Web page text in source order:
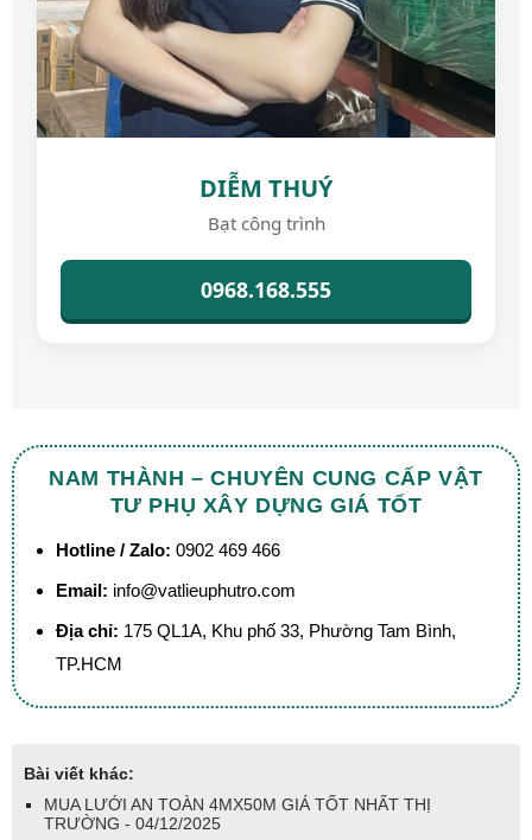
DIỄM THUÝ
Bạt công trình
0968.168.555
NAM THÀNH – CHUYÊN CUNG CẤP VẬT
TƯ PHỤ XÂY DỰNG GIÁ TỐT
Hotline / Zalo: 0902 469 466
Email: info@vatlieuphutro.com
Địa chỉ: 175 QL1A, Khu phố 33, Phường Tam Bình,
TP.HCM
Bài viết khác:
MUA LƯỚI AN TOÀN 4MX50M GIÁ TỐT NHẤT THỊ
TRƯỜNG - 04/12/2025